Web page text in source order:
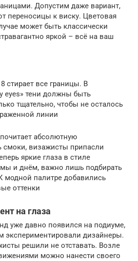
Допустим даже вариант,
переносицы к виску. Цветовая
может быть классически
яркой – всё на ваш
стирает все границы. В
eyes» тени должны быть
тщательно, чтобы не осталось
линии
абсолютную
смоки, визажисты припасли
яркие глаза в стиле
и днём, важно лишь подбирать
модной палитре добавились
оттенки
на глаза
уже давно появился на подиуме,
экспериментировали дизайнеры.
решили не отставать. Возле
можно нанести своего